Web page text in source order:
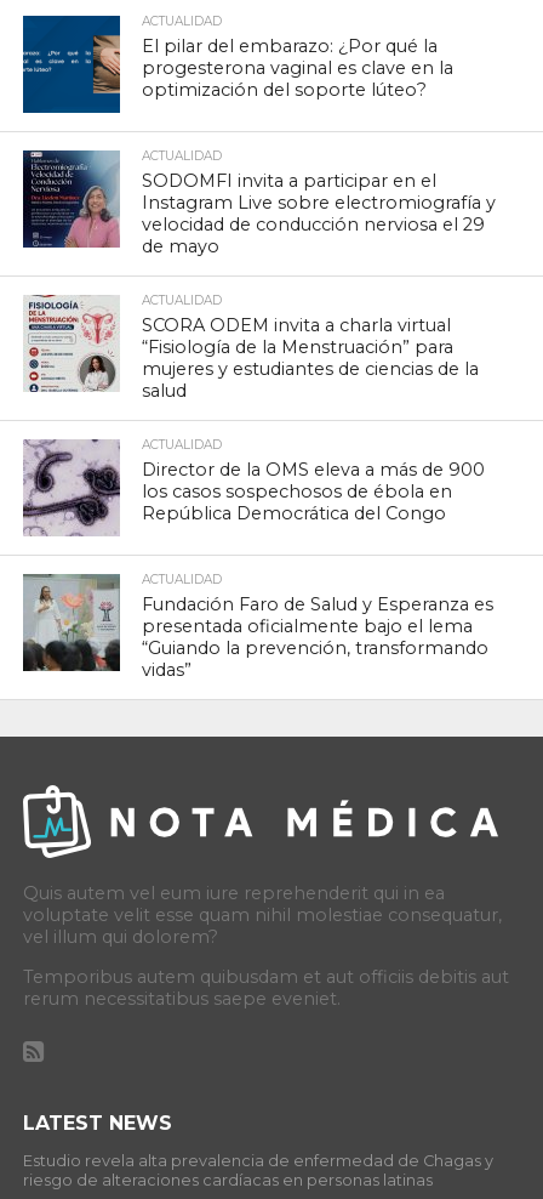
ACTUALIDAD
El pilar del embarazo: ¿Por qué la
progesterona vaginal es clave en la
optimización del soporte lúteo?
ACTUALIDAD
SODOMFI invita a participar en el
Instagram Live sobre electromiografía y
velocidad de conducción nerviosa el 29
de mayo
ACTUALIDAD
SCORA ODEM invita a charla virtual
“Fisiología de la Menstruación” para
mujeres y estudiantes de ciencias de la
salud
ACTUALIDAD
Director de la OMS eleva a más de 900
los casos sospechosos de ébola en
República Democrática del Congo
ACTUALIDAD
Fundación Faro de Salud y Esperanza es
presentada oficialmente bajo el lema
“Guiando la prevención, transformando
vidas”
Quis autem vel eum iure reprehenderit qui in ea
voluptate velit esse quam nihil molestiae consequatur,
vel illum qui dolorem?
Temporibus autem quibusdam et aut officiis debitis aut
rerum necessitatibus saepe eveniet.
LATEST NEWS
Estudio revela alta prevalencia de enfermedad de Chagas y
riesgo de alteraciones cardíacas en personas latinas